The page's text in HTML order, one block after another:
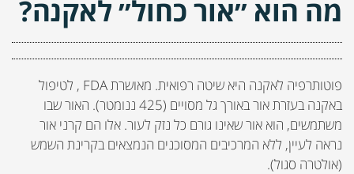
מה הוא ״אור כחול״ לאקנה?
פוטותרפיה לאקנה היא שיטה רפואית. מאושרת FDA , לטיפול
באקנה בעזרת אור באורך גל מסויים (425 ננומטר). האור שבו
משתמשים, הוא אור שאינו גורם כל נזק לעור. אלו הם קרני אור
נראה לעיין, ללא המרכיבים המסוכנים הנמצאים בקרינת השמש
(אולטרה סגול).